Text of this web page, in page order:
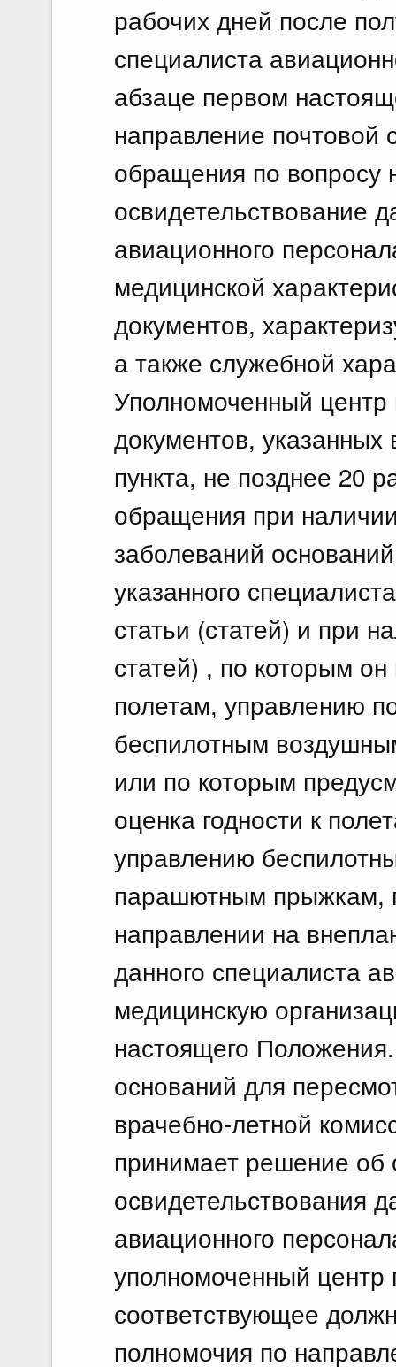
рабочих дней после
специалиста
абзаце первом
направление почтовой
обращения по вопросу
освидетельствование
авиационного
медицинской
документов,
а также служебной
Уполномоченный центр
документов,
пункта, не позднее 20
обращения при
заболеваний
указанного
статьи (статей) и при
статей) , по которым
полетам, управлению
беспилотным
или по которым
оценка годности к
управлению
парашютным прыжкам,
направлении на
данного специалиста
медицинскую
настоящего
оснований для
врачебно-летной
принимает решение об
освидетельствования
авиационного
уполномоченный
соответствующее
полномочия по